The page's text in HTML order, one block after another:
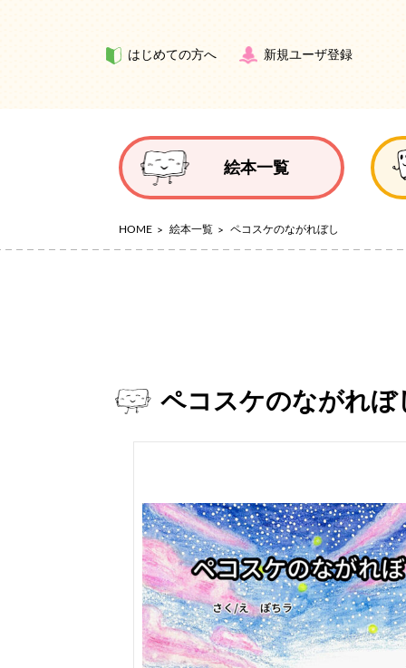
はじめての方へ 新規ユーザ登録
絵本一覧
HOME 絵本一覧 ペコスケのながれぼし
ペコスケのながれぼ